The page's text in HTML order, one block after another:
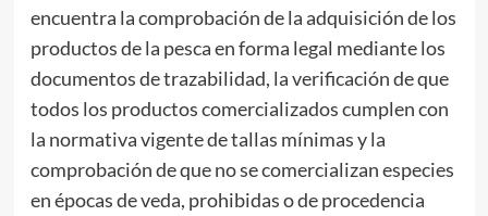
encuentra la comprobación de la adquisición de los
productos de la pesca en forma legal mediante los
documentos de trazabilidad, la verificación de que
todos los productos comercializados cumplen con
la normativa vigente de tallas mínimas y la
comprobación de que no se comercializan especies
en épocas de veda, prohibidas o de procedencia